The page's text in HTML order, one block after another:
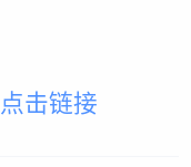
点击链接